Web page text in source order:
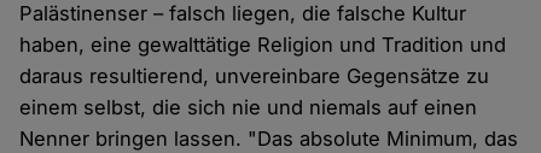
Palästinenser – falsch liegen, die falsche Kultur
haben, eine gewalttätige Religion und Tradition und
daraus resultierend, unvereinbare Gegensätze zu
einem selbst, die sich nie und niemals auf einen
Nenner bringen lassen. "Das absolute Minimum, das